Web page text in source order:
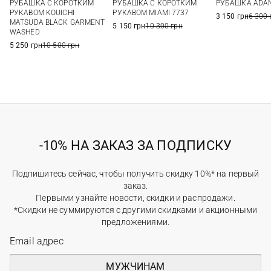
XXL
РУБАШКА С КОРОТКИМ
РУКАВОМ KOUICHI
MATSUDA BLACK GARMENT
WASHED
5 250 грн10 500 грн
56
РУБАШКА С КОРОТКИМ
РУКАВОМ MIAMI 7737
5 150 грн10 300 грн
РУБАШКА
3 150 грн6 300
-10% НА ЗАКАЗ ЗА ПОДПИСКУ
Подпишитесь сейчас, чтобы получить скидку 10%* на первый
заказ.
Первыми узнайте новости, скидки и распродажи.
*Скидки не суммируются с другими скидками и акционными
предложениями.
МУЖЧИНАМ